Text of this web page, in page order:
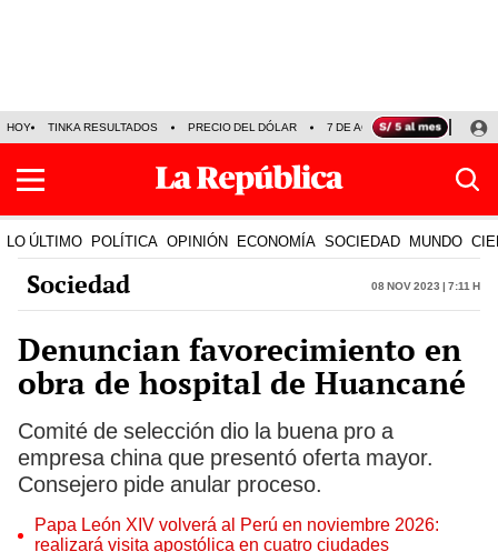
HOY TINKA RESULTADOS PRECIO DEL DÓLAR 7 DE AGOSTO OLLANTA
LO ÚLTIMO POLÍTICA OPINIÓN ECONOMÍA SOCIEDAD MUNDO
Sociedad 08 Nov 2023 | 7:11 h
Denuncian favorecimiento en
obra de hospital de Huancané
Comité de selección dio la buena pro a
empresa china que presentó oferta mayor.
Consejero pide anular proceso.
Papa León XIV volverá al Perú en noviembre 2026:
realizará visita apostólica en cuatro ciudades